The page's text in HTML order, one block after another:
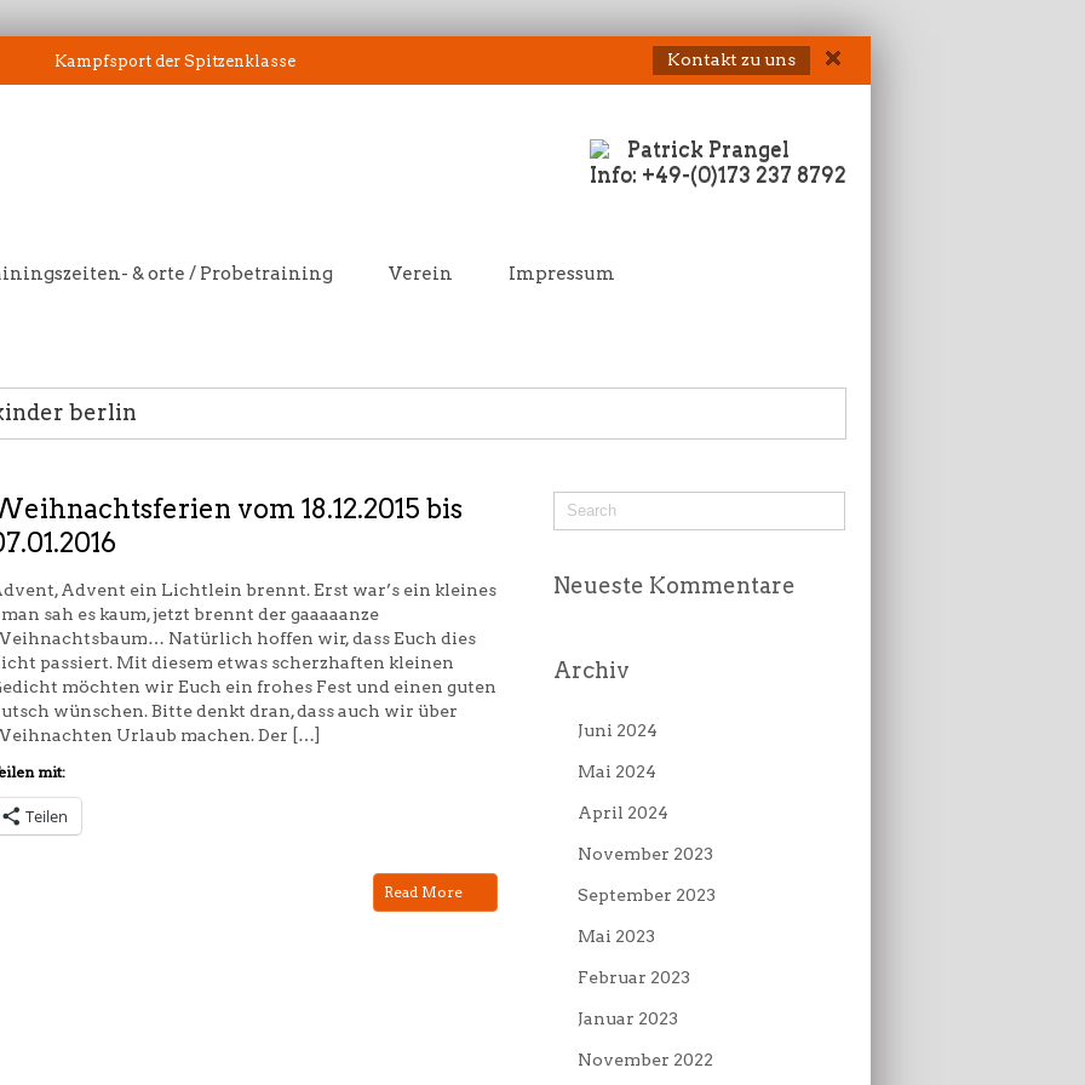
Kampfsport der Spitzenklasse Kontakt zu uns
Patrick Prangel
Info: +49-(0)173 237 8792
& orte / Probetraining Verein
Impressum
berlin
vom 18.12.2015 bis
Advent ein Lichtlein brennt. Erst war’s ein kleines
man sah es kaum, jetzt brennt der gaaaaanze
Natürlich hoffen wir, dass Euch dies
passiert. Mit diesem etwas scherzhaften kleinen
möchten wir Euch ein frohes Fest und einen guten
wünschen. Bitte denkt dran, dass auch wir über
Urlaub machen. Der […]
mit:
Teilen
Read More
Neueste Kommentare
Archiv
Juni 2024
Mai 2024
April 2024
November 2023
September 2023
Mai 2023
Februar 2023
Januar 2023
November 2022